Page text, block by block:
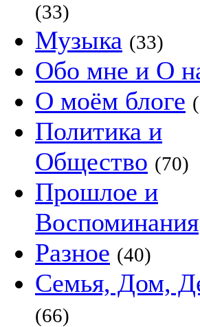
(33)
Музыка (33)
Обо мне и О
О моём блоге
Политика и
Общество (70)
Прошлое и
Воспоминания
Разное (40)
Семья, Дом,
(66)